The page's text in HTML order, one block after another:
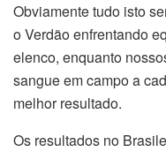
Obviamente tudo isto
o Verdão enfrentando
elenco, enquanto
sangue em campo a
melhor resultado.
Os resultados no